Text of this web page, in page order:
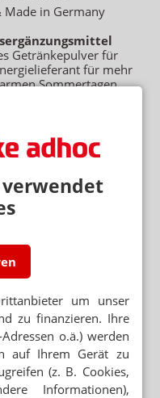
verwendet
um unser
zu finanzieren. Ihre
o.ä.) werden
auf Ihrem Gerät zu
(z. B. Cookies,
Informationen),
Made in Germany
Getränkepulver für
für mehr
Sommertagen.
Guarana,
und 8 B Vitamine.
Energie Booster
mg Koffein)
Konzentration
natürlichem
– ideal auch für
Made in Germany